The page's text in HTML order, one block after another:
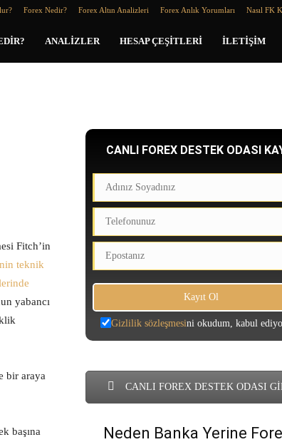
Forex Nedir? Forex Altın Analizleri Forex Anlık Yorumları Nasıl FK
ANALIZLER HESAP ÇEŞITLERI İLETIŞIM
Fitch’in
teknik
yabancı
bir araya
başına
CANLI FOREX DESTEK ODASI
Gizlilik sözleşmesini okudum, kabul
CANLI FOREX DESTEK ODASI
Neden Banka Yerine